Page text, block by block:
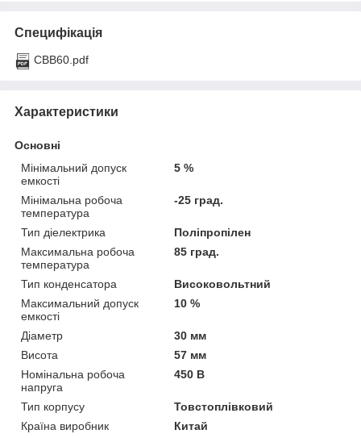
Специфікація
CBB60.pdf
Характеристики
Основні
Мінімальний допуск
емкості
5 %
Мінімальна робоча
температура
-25 град.
Тип діелектрика
Поліпропілен
Максимальна робоча
температура
85 град.
Тип конденсатора
Високовольтний
Максимальний допуск
емкості
10 %
Діаметр
30 мм
Висота
57 мм
Номінальна робоча
напруга
450 В
Тип корпусу
Товстоплівковий
Країна виробник
Китай